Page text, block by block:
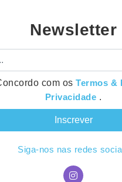
Newsletter
com osTermos &
Privacidade .
Siga-nos nas redes